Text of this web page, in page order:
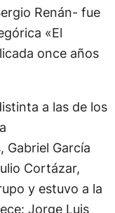
Renán- fue
«El
once años
a las de los
Gabriel García
Cortázar,
y estuvo a la
Jorge Luis